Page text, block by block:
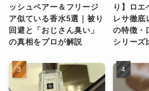
ッシュペアー＆フリージ
ア似ている香水5選｜被り
回避と「おじさん臭い」
の真相をプロが解説
り】ロエ
レサ徹底
の特徴・
シリーズ